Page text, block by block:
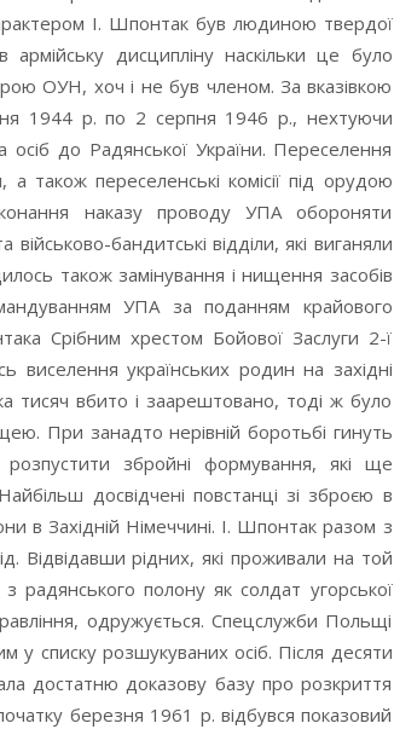
І. Шпонтак був людиною твердої
дисципліну наскільки це було
ОУН, хоч і не був членом. За вказівкою
1944 р. по 2 серпня 1946 р., нехтуючи
до Радянської України. Переселення
також переселенські комісії під орудою
наказу проводу УПА обороняти
бандитські відділи, які виганяли
також замінування і нищення засобів
УПА за поданням крайового
Срібним хрестом Бойової Заслуги 2-ї
виселення українських родин на західні
тисяч вбито і заарештовано, тоді ж було
При занадто нерівній боротьбі гинуть
збройні формування, які ще
досвідчені повстанці зі зброєю в
в Західній Німеччині. І. Шпонтак разом з
рідних, які проживали на той
полону як солдат угорської
одружується. Спецслужби Польщі
у списку розшукуваних осіб. Після десяти
достатню доказову базу про розкриття
березня 1961 р. відбувся показовий